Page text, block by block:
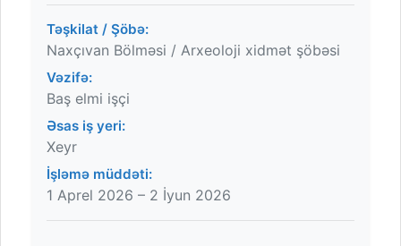
Təşkilat / Şöbə:
Naxçıvan Bölməsi / Arxeoloji xidmət şöbəsi
Vəzifə:
Baş elmi işçi
Əsas iş yeri:
Xeyr
İşləmə müddəti:
1 Aprel 2026 – 2 İyun 2026